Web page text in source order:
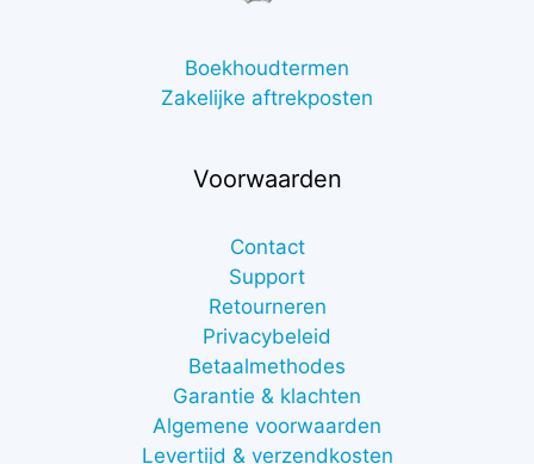
Boekhoudtermen
Zakelijke aftrekposten
Voorwaarden
Contact
Support
Retourneren
Privacybeleid
Betaalmethodes
Garantie & klachten
Algemene voorwaarden
Levertijd & verzendkosten